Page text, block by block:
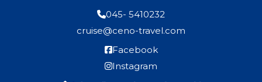
045- 5410232
cruise@ceno-travel.com
Facebook
Instagram